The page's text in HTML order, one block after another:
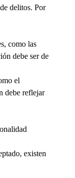
delitos. Por
como las
debe ser de
el
debe reflejar
existen